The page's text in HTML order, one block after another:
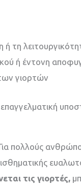
ή τη
ή έντονη
γιορτών
πολλούς
τις γιορτές,